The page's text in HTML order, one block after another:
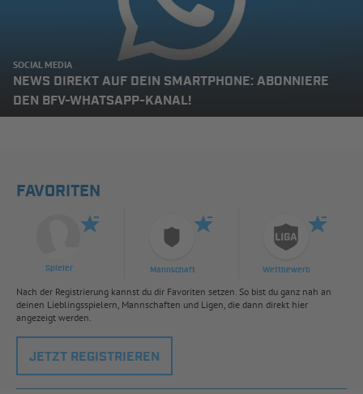
SOCIAL MEDIA
NEWS DIREKT AUF DEIN SMARTPHONE: ABONNIERE
DEN BFV-WHATSAPP-KANAL!
FAVORITEN
Spieler Mannschaft Wettbewerb
Nach der Registrierung kannst du dir Favoriten setzen. So bist du ganz nah an
deinen Lieblingsspielern, Mannschaften und Ligen, die dann direkt hier
angezeigt werden.
JETZT REGISTRIEREN